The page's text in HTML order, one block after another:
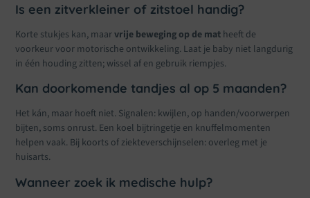
Is een zitverkleiner of zitstoel handig?
Korte stukjes kan, maarvrije beweging op de mat heeft de
voorkeur voor motorische ontwikkeling. Laat je baby niet langdurig
in één houding zitten; wissel af en gebruik riempjes.
Kan doorkomende tandjes al op 5 maanden?
Het kán, maar hoeft niet. Signalen: kwijlen, op handen/voorwerpen
bijten, soms onrust. Een koel bijtringetje en knuffelmomenten
helpen vaak. Bij koorts of ziekteverschijnselen: overleg met je
huisarts.
Wanneer zoek ik medische hulp?